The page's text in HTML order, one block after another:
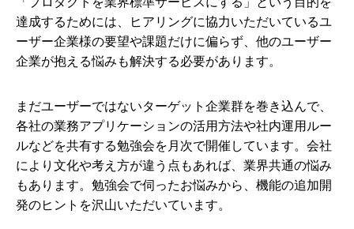
達成するためには、ヒアリングに協力いただいているユ
ーザー企業様の要望や課題だけに偏らず、他のユーザー
企業が抱える悩みも解決する必要があります。
まだユーザーではないターゲット企業群を巻き込んで、
各社の業務アプリケーションの活用方法や社内運用ルー
ルなどを共有する勉強会を月次で開催しています。会社
により文化や考え方が違う点もあれば、業界共通の悩み
もあります。勉強会で伺ったお悩みから、機能の追加開
発のヒントを沢山いただいています。